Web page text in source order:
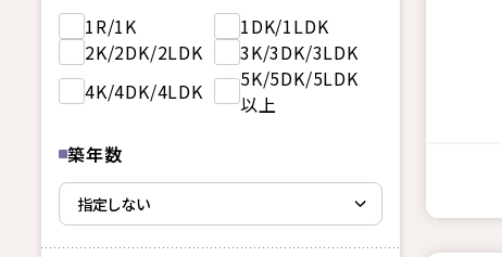
1R/1K
1DK/1LDK
2K/2DK/2LDK
3K/3DK/3LDK
4K/4DK/4LDK
5K/5DK/5LDK
以上
築年数